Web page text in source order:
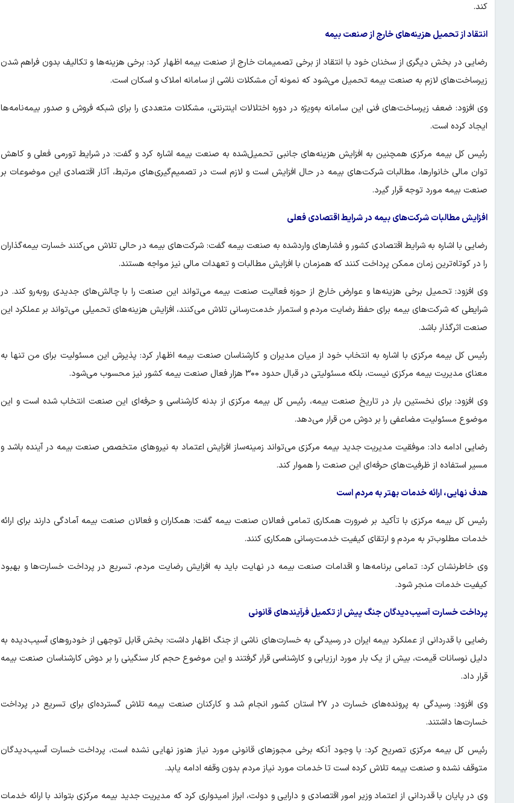
کند.
انتقاد از تحمیل هزینه‌های خارج از صنعت بیمه
رضایی در بخش دیگری از سخنان خود با انتقاد از برخی تصمیمات خارج از صنعت بیمه اظهار کرد: برخی هزینه‌ها و تکالیف بدون فراهم شدن
زیرساخت‌های لازم به صنعت بیمه تحمیل می‌شود که نمونه آن مشکلات ناشی از سامانه املاک و اسکان است.
وی افزود: ضعف زیرساخت‌های فنی این سامانه به‌ویژه در دوره اختلالات اینترنتی، مشکلات متعددی را برای شبکه فروش و صدور بیمه‌نامه‌ها
ایجاد کرده است.
رئیس کل بیمه مرکزی همچنین به افزایش هزینه‌های جانبی تحمیل‌شده به صنعت بیمه اشاره کرد و گفت: در شرایط تورمی فعلی و کاهش
توان مالی خانوارها، مطالبات شرکت‌های بیمه در حال افزایش است و لازم است در تصمیم‌گیری‌های مرتبط، آثار اقتصادی این موضوعات بر
صنعت بیمه مورد توجه قرار گیرد.
افزایش مطالبات شرکت‌های بیمه در شرایط اقتصادی فعلی
رضایی با اشاره به شرایط اقتصادی کشور و فشارهای واردشده به صنعت بیمه گفت: شرکت‌های بیمه در حالی تلاش می‌کنند خسارت بیمه‌گذاران
را در کوتاه‌ترین زمان ممکن پرداخت کنند که همزمان با افزایش مطالبات و تعهدات مالی نیز مواجه هستند.
وی افزود: تحمیل برخی هزینه‌ها و عوارض خارج از حوزه فعالیت صنعت بیمه می‌تواند این صنعت را با چالش‌های جدیدی روبه‌رو کند. در
شرایطی که شرکت‌های بیمه برای حفظ رضایت مردم و استمرار خدمت‌رسانی تلاش می‌کنند، افزایش هزینه‌های تحمیلی می‌تواند بر عملکرد این
صنعت اثرگذار باشد.
رئیس کل بیمه مرکزی با اشاره به انتخاب خود از میان مدیران و کارشناسان صنعت بیمه اظهار کرد: پذیرش این مسئولیت برای من تنها به
معنای مدیریت بیمه مرکزی نیست، بلکه مسئولیتی در قبال حدود ۳۰۰ هزار فعال صنعت بیمه کشور نیز محسوب می‌شود.
وی افزود: برای نخستین بار در تاریخ صنعت بیمه، رئیس کل بیمه مرکزی از بدنه کارشناسی و حرفه‌ای این صنعت انتخاب شده است و این
موضوع مسئولیت مضاعفی را بر دوش من قرار می‌دهد.
رضایی ادامه داد: موفقیت مدیریت جدید بیمه مرکزی می‌تواند زمینه‌ساز افزایش اعتماد به نیروهای متخصص صنعت بیمه در آینده باشد و
مسیر استفاده از ظرفیت‌های حرفه‌ای این صنعت را هموار کند.
هدف نهایی، ارائه خدمات بهتر به مردم است
رئیس کل بیمه مرکزی با تأکید بر ضرورت همکاری تمامی فعالان صنعت بیمه گفت: همکاران و فعالان صنعت بیمه آمادگی دارند برای ارائه
خدمات مطلوب‌تر به مردم و ارتقای کیفیت خدمت‌رسانی همکاری کنند.
وی خاطرنشان کرد: تمامی برنامه‌ها و اقدامات صنعت بیمه در نهایت باید به افزایش رضایت مردم، تسریع در پرداخت خسارت‌ها و بهبود
کیفیت خدمات منجر شود.
پرداخت خسارت آسیب‌دیدگان جنگ پیش از تکمیل فرآیندهای قانونی
رضایی با قدردانی از عملکرد بیمه ایران در رسیدگی به خسارت‌های ناشی از جنگ اظهار داشت: بخش قابل توجهی از خودروهای آسیب‌دیده به
دلیل نوسانات قیمت، بیش از یک بار مورد ارزیابی و کارشناسی قرار گرفتند و این موضوع حجم کار سنگینی را بر دوش کارشناسان صنعت بیمه
قرار داد.
وی افزود: رسیدگی به پرونده‌های خسارت در ۲۷ استان کشور انجام شد و کارکنان صنعت بیمه تلاش گسترده‌ای برای تسریع در پرداخت
خسارت‌ها داشتند.
رئیس کل بیمه مرکزی تصریح کرد: با وجود آنکه برخی مجوزهای قانونی مورد نیاز هنوز نهایی نشده است، پرداخت خسارت آسیب‌دیدگان
متوقف نشده و صنعت بیمه تلاش کرده است تا خدمات مورد نیاز مردم بدون وقفه ادامه یابد.
وی در پایان با قدردانی از اعتماد وزیر امور اقتصادی و دارایی و دولت، ابراز امیدواری کرد که مدیریت جدید بیمه مرکزی بتواند با ارائه خدمات